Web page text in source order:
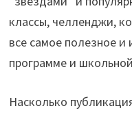
классы, челленджи,
все самое полезное
программе и
Насколько